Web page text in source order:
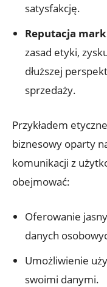
satysfakcję.
Reputacja
zasad etyki,
dłuższej
sprzedaży.
Przykładem
biznesowy oparty
komunikacji z
obejmować:
Oferowanie
danych
Umożliwienie
swoimi danymi.